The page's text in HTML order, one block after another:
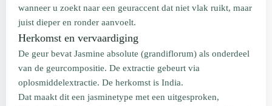
wanneer u zoekt naar een geuraccent dat niet vlak ruikt, maar
juist dieper en ronder aanvoelt.
Herkomst en vervaardiging
De geur bevat Jasmine absolute (grandiflorum) als onderdeel
van de geurcompositie. De extractie gebeurt via
oplosmiddelextractie. De herkomst is India.
Dat maakt dit een jasminetype met een uitgesproken,